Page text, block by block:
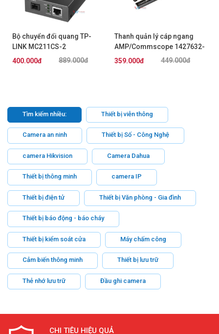
Bộ chuyển đổi quang TP-
LINK MC211CS-2
889.000đ
400.000đ
Thanh quản lý cáp ngang
AMP/Commscope 1427632-
2
449.000đ
359.000đ
Tìm kiếm nhiều: Thiết bị viễn thông
Camera an ninh Thiết bị Số - Công Nghệ
camera Hikvision Camera Dahua
Thiết bị thông minh camera IP
Thiết bị điện tử Thiết bị Văn phòng - Gia đình
Thiết bị báo động - báo cháy
Thiết bị kiểm soát cửa Máy chấm công
Cảm biến thông minh Thiết bị lưu trữ
Thẻ nhớ lưu trữ Đầu ghi camera
CHI TIÊU HIỆU QUẢ